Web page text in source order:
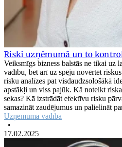
Riski uzņēmumā un to
Veiksmīgs bizness balstās ne tikai uz
vadību, bet arī uz spēju novērtēt
risku analīzes pat visdaudzsološākā
apstākļi un viss pajūk. Kā noteikt
sekas? Kā izstrādāt efektīvu risku
samazināt zaudējumus un palielināt
Uzņēmuma vadība
•
17.02.2025